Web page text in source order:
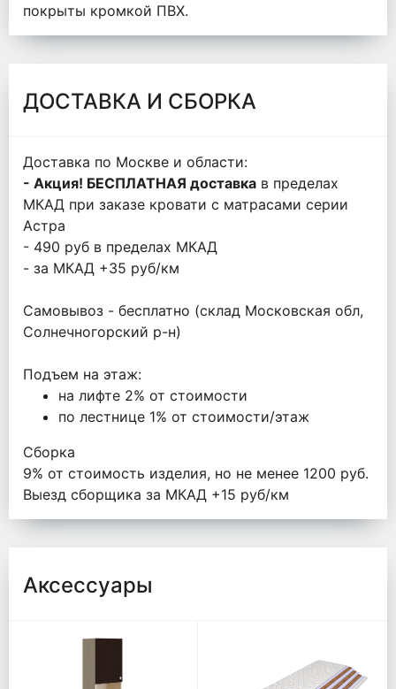
покрыты кромкой ПВХ.
ДОСТАВКА И СБОРКА
Доставка по Москве и области:
- Акция! БЕСПЛАТНАЯ доставка в пределах
МКАД при заказе кровати с матрасами серии
Астра
- 490 руб в пределах МКАД
- за МКАД +35 руб/км
Самовывоз - бесплатно (склад Московская обл,
Солнечногорский р-н)
Подъем на этаж:
на лифте 2% от стоимости
по лестнице 1% от стоимости/этаж
Сборка
9% от стоимость изделия, но не менее 1200 руб.
Выезд сборщика за МКАД +15 руб/км
Аксессуары